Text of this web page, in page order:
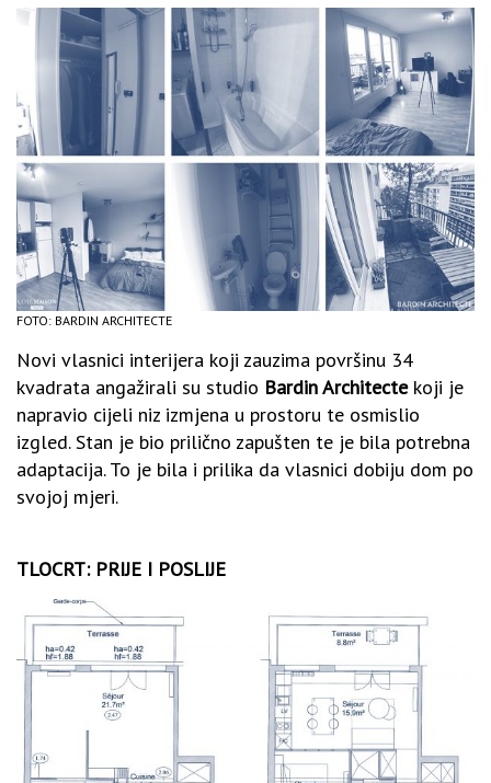
FOTO: BARDIN ARCHITECTE
Novi vlasnici interijera koji zauzima površinu 34
kvadrata angažirali su studio Bardin Architectekoji je
napravio cijeli niz izmjena u prostoru te osmislio
izgled. Stan je bio prilično zapušten te je bila potrebna
adaptacija. To je bila i prilika da vlasnici dobiju dom po
svojoj mjeri.
TLOCRT: PRIJE I POSLIJE